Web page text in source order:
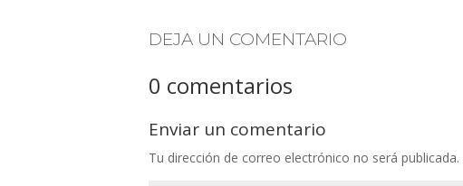
DEJA UN COMENTARIO
0 comentarios
Enviar un comentario
Tu dirección de correo electrónico no será publicada.